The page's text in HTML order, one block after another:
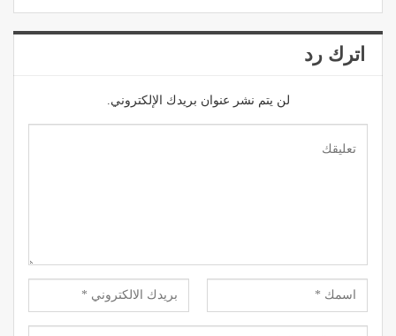
اترك رد
لن يتم نشر عنوان بريدك الإلكتروني.